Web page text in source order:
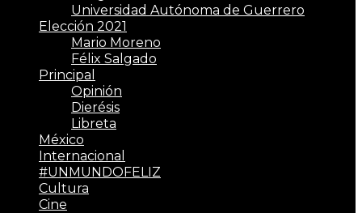
Universidad Autónoma de Guerrero
Elección 2021
Mario Moreno
Félix Salgado
Principal
Opinión
Dierésis
Libreta
México
Internacional
#UNMUNDOFELIZ
Cultura
Cine